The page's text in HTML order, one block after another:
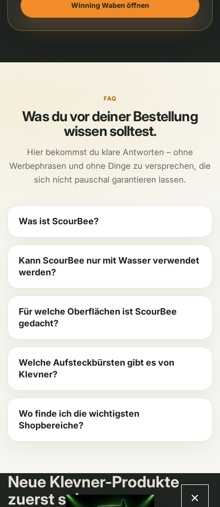
Winning Waben öffnen
FAQ
Was du vor deiner Bestellung
wissen solltest.
Hier bekommst du klare Antworten – ohne
Werbephrasen und ohne Dinge zu versprechen, die
sich nicht pauschal garantieren lassen.
Was ist ScourBee?
Kann ScourBee nur mit Wasser verwendet
werden?
Für welche Oberflächen ist ScourBee
gedacht?
Welche Aufsteckbürsten gibt es von
Klevner?
Wo finde ich die wichtigsten
Shopbereiche?
×
Neue Klevner-Produkte
zuerst sehen.
Impressum
Allgemeine Geschäftsbedingungen